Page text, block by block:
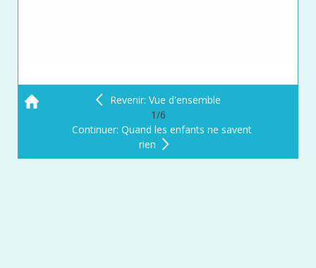
Revenir: Vue d'ensemble
1/6
Continuer: Quand les enfants ne savent
rien